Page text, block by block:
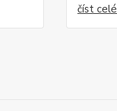
číst celé